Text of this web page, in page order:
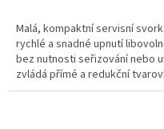
Malá, kompaktní servisní
rychlé a snadné upnutí
bez nutnosti seřizování nebo
zvládá přímé a redukční
také upínání kolen.